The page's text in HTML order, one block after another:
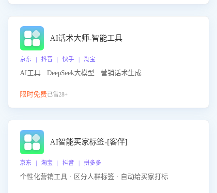
AI话术大师-智能工具
京东 | 抖音 | 快手 | 淘宝
AI工具 · DeepSeek大模型 · 营销话术生成
限时免费已售28+
AI智能买家标签-[客伴]
京东 | 淘宝 | 抖音 | 拼多多
个性化营销工具 · 区分人群标签 · 自动给买家打标